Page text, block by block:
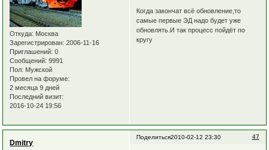
Откуда: Москва
Зарегистрирован: 2006-11-16
Приглашений: 0
Сообщений: 9991
Пол: Мужской
Провел на форуме:
2 месяца 9 дней
Последний визит:
2016-10-24 19:56
Когда закончат всё обновление,то
самые первые ЭД надо будет уже
обновлять.И так процесс пойдёт по
кругу
Поделиться 47
2010-02-12 23:30
Dmitry